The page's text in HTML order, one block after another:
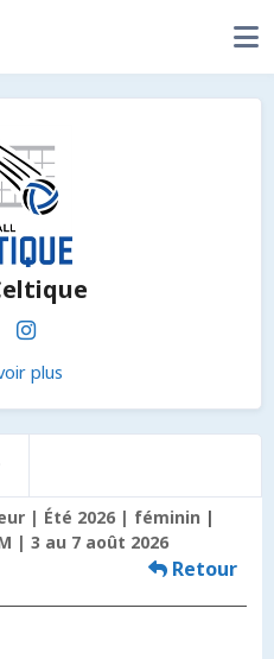
plus
| Été 2026 | féminin
| 3 au 7 août 2026
Retour